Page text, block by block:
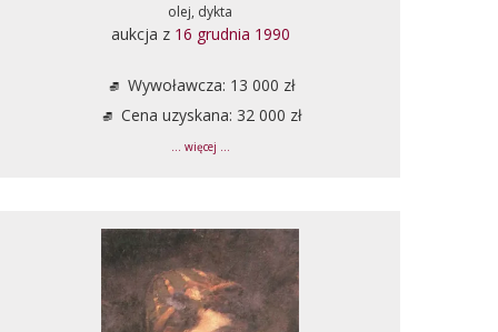
olej, dykta
aukcja z 16 grudnia 1990
Wywoławcza: 13 000 zł
Cena uzyskana: 32 000 zł
... więcej ...